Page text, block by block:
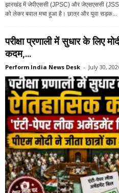
झारखंड में जेपीएससी (JPSC) और जेएसएससी
को लेकर बवाल मचा हुआ है। छात्र और युवा सड़क...
परीक्षा प्रणाली में सुधार के लिए
कदम,...
Perform India News Desk - July 30,